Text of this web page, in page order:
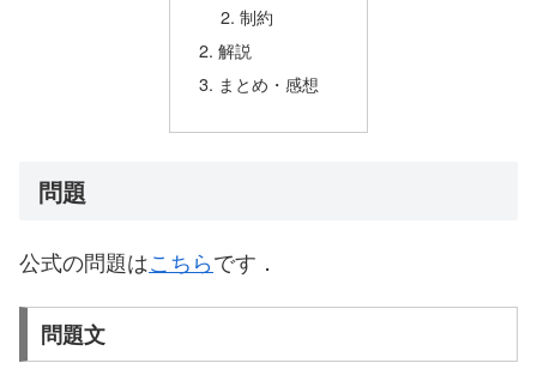
制約
解説
まとめ・感想
問題
公式の問題はこちらです．
問題文